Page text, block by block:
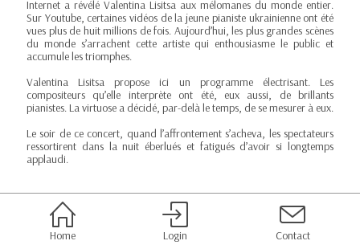
Internet a révélé Valentina Lisitsa aux mélomanes du monde entier.
Sur Youtube, certaines vidéos de la jeune pianiste ukrainienne ont été
vues plus de huit millions de fois. Aujourd’hui, les plus grandes scènes
du monde s’arrachent cette artiste qui enthousiasme le public et
accumule les triomphes.
Valentina Lisitsa propose ici un programme électrisant. Les
compositeurs qu’elle interprète ont été, eux aussi, de brillants
pianistes. La virtuose a décidé, par-delà le temps, de se mesurer à eux.
Le soir de ce concert, quand l’affrontement s’acheva, les spectateurs
ressortirent dans la nuit éberlués et fatigués d’avoir si longtemps
applaudi.
Home Login Contact